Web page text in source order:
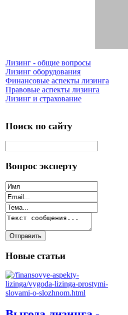
Лизинг - общие вопросы
Лизинг оборудования
Финансовые аспекты лизинга
Правовые аспекты лизинга
Лизинг и страхование
Поиск по сайту
Вопрос эксперту
Новые статьи